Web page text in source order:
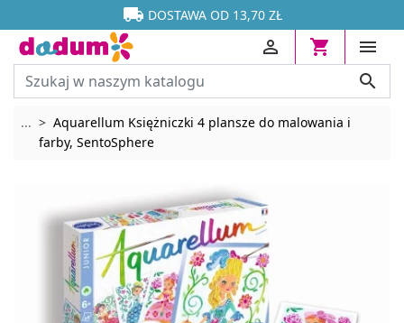

 DOSTAWA OD 13,70 ZŁ






... Rozwiń breadcrumbs
Aquarellum Księżniczki 4 plansze do malowania i
farby, SentoSphere